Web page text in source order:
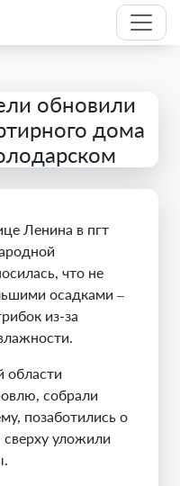
обновили
дома
Ленина в пгт
что не
осадками –
из-за
области
собрали
позаботились о
уложили